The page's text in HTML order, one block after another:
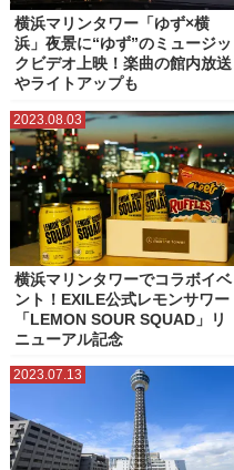
横浜マリンタワー「ゆず×横
浜」夜景に“ゆず”のミュージッ
クビデオ上映！楽曲の館内放送
やライトアップも
2023.08.03
横浜マリンタワーでコラボイベ
ント！EXILE公式レモンサワー
「LEMON SOUR SQUAD」リ
ニューアル記念
2023.07.13